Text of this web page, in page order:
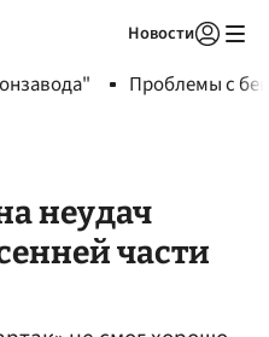
Новости
Проблемы с
неудач
части